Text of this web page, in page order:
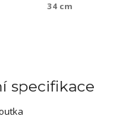
34 cm
specifikace